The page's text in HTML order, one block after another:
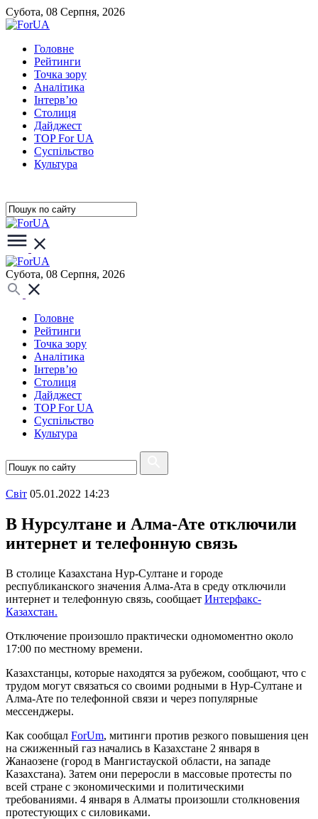
Субота, 08 Серпня, 2026
Головне
Рейтинги
Точка зору
Аналітика
Інтерв’ю
Столиця
Дайджест
TOP For UA
Суспiльство
Культура
Субота, 08 Серпня, 2026
Головне
Рейтинги
Точка зору
Аналітика
Інтерв’ю
Столиця
Дайджест
TOP For UA
Суспiльство
Культура
Свiт 05.01.2022 14:23
В Нурсултане и Алма-Ате отключили
интернет и телефонную связь
В столице Казахстана Нур-Султане и городе
республиканского значения Алма-Ата в среду отключили
интернет и телефонную связь, сообщает Интерфакс-
Казахстан.
Отключение произошло практически одномоментно около
17:00 по местному времени.
Казахстанцы, которые находятся за рубежом, сообщают, что с
трудом могут связаться со своими родными в Нур-Султане и
Алма-Ате по телефонной связи и через популярные
мессенджеры.
Как сообщал ForUm, митинги против резкого повышения цен
на сжиженный газ начались в Казахстане 2 января в
Жанаозене (город в Мангистауской области, на западе
Казахстана). Затем они переросли в массовые протесты по
всей стране с экономическими и политическими
требованиями. 4 января в Алматы произошли столкновения
протестующих с силовиками.